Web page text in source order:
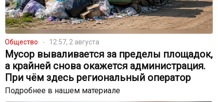
Общество 12:57, 2 августа
Мусор вываливается за пределы площадок,
а крайней снова окажется администрация.
При чём здесь региональный оператор
Подробнее в нашем материале